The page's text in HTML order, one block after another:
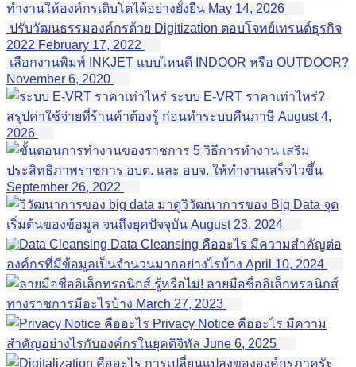
ทำงานให้องค์กรเติบโตได้อย่างยั่งยืน May 14, 2026
ปรับวัฒนธรรมองค์กรด้วย Digitization ตอบโจทย์เทรนด์ธุรกิจ
2022 February 17, 2022
เลือกงานพิมพ์ INKJET แบบไหนดี INDOOR หรือ OUTDOOR?
November 6, 2020
ระบบ E-VRT ราคาเท่าไหร่?
สรุปค่าใช้จ่ายที่ร้านค้าต้องรู้ ก่อนทำระบบคืนภาษี August 4,
2026
5 วิธีการทำงาน เสริม
ประสิทธิภาพราชการ อบต. และ อบจ. ให้ทำงานเสร็จไวขึ้น
September 26, 2022
มาดูวิวัฒนาการของ Big Data จุด
เริ่มต้นของข้อมูล จนถึงยุคปัจจุบัน August 23, 2024
Data Cleansing คืออะไร มีความสำคัญต่อ
องค์กรที่มีข้อมูลเป็นจำนวนมากอย่างไรบ้าง April 10, 2024
รู้หรือไม่! ลายมือชื่ออิเล็กทรอนิกส์
ทางราชการมีอะไรบ้าง March 27, 2023
Privacy Notice คืออะไร มีความ
สำคัญอย่างไรกับองค์กรในยุคดิจิทัล June 6, 2025
การเปลี่ยนแปลงขององค์กรภาครัฐ